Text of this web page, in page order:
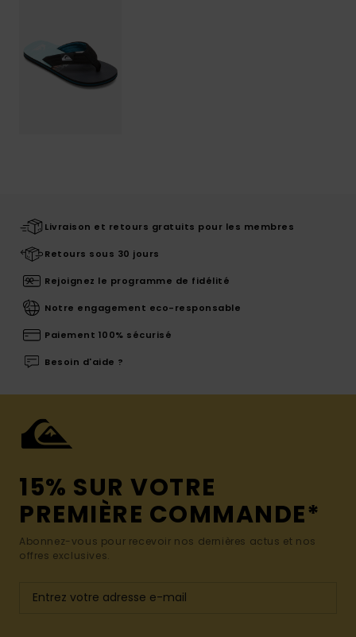
Livraison et retours gratuits pour les membres
Retours sous 30 jours
Rejoignez le programme de fidélité
Notre engagement eco-responsable
Paiement 100% sécurisé
Besoin d'aide ?
15% SUR VOTRE
PREMIÈRE COMMANDE*
Abonnez-vous pour recevoir nos dernières actus et nos
offres exclusives.